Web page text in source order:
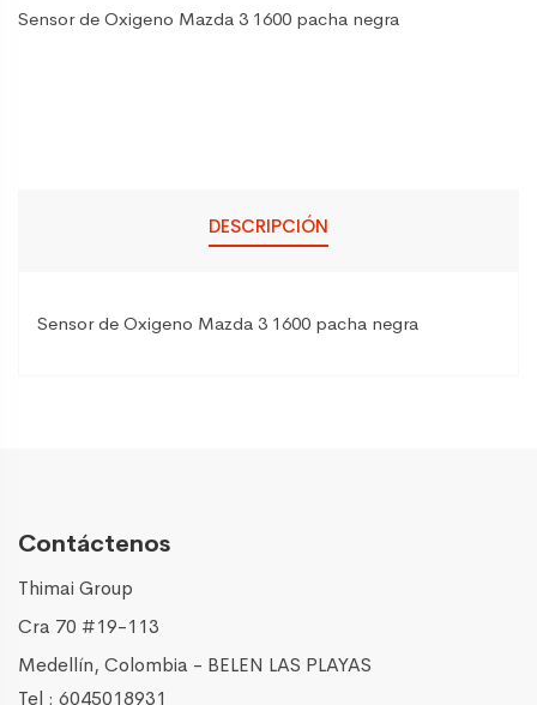
Sensor de Oxigeno Mazda 3 1600 pacha negra
DESCRIPCIÓN
Sensor de Oxigeno Mazda 3 1600 pacha negra
Contáctenos
Thimai Group
Cra 70 #19-113
Medellín, Colombia - BELEN LAS PLAYAS
Tel : 6045018931